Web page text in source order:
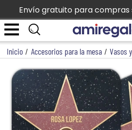
Envío gratuito para
Inicio / Accesorios para la mesa / Vasos